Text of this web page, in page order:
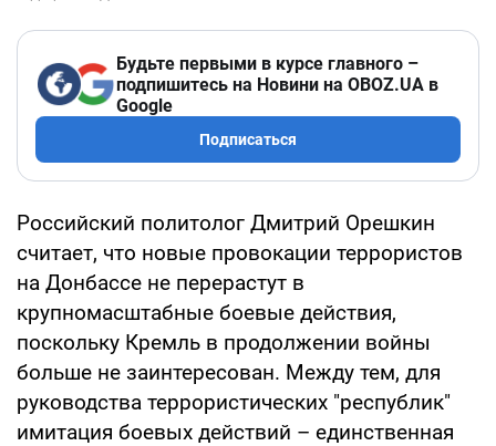
Будьте первыми в курсе главного –
подпишитесь на Новини на OBOZ.UA в
Google
Подписаться
Российский политолог Дмитрий Орешкин
считает, что новые провокации террористов
на Донбассе не перерастут в
крупномасштабные боевые действия,
поскольку Кремль в продолжении войны
больше не заинтересован. Между тем, для
руководства террористических "республик"
имитация боевых действий – единственная